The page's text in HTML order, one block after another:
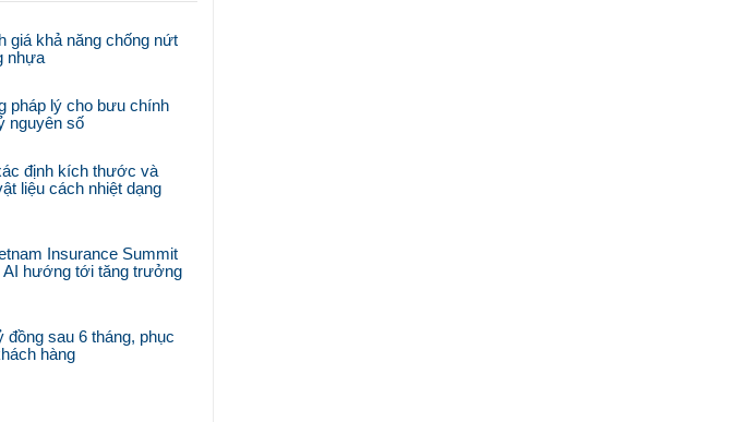
giá khả năng chống nứt
nhựa
pháp lý cho bưu chính
nguyên số
định kích thước và
liệu cách nhiệt dạng
Insurance Summit
hướng tới tăng trưởng
đồng sau 6 tháng, phục
hàng